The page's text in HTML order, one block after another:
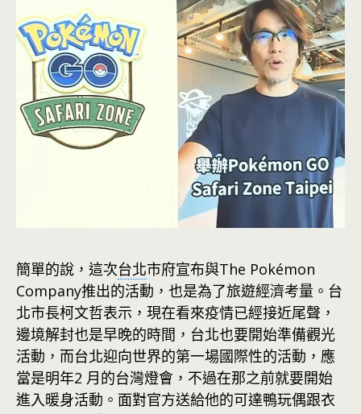
簡單的說，這次台北市府宣布與The Pokémon
Company推出的活動，也是為了旅遊經濟考量。台
北市長柯文哲表示，現在看來疫情已經接近尾聲，
邊境解封也是早晚的時間，台北也要開始準備觀光
活動，而台北迎向世界的第一場國際性的活動，應
當是明年2 月的台灣燈會，不過在那之前就要開始
進入暖身活動。面對官方送給他的可達鴨玩偶跟衣